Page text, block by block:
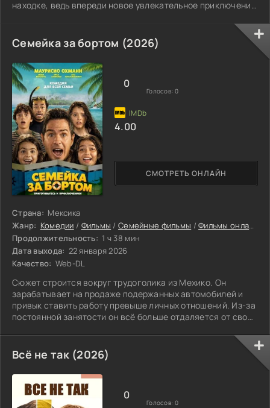
находке, ведь впереди новое увлекательное приключение
тревогой: Пэтси внезапно исчезает. О сокровищах теперь
никто не думает. Оскар и Бруно понимают: главное —
найти подругу и понять, почему её исчезновение связано
со старой картой.
Семейка за бортом (2026)
Страна: Мексика
Жанр: Комедии / Фильмы /Семейные фильмы /Фильмы онлайн
Продолжительность: 1 ч 38 мин
Дата выхода: 22 января 2026
Качество: Web-DL
Сюжет строится вокруг трудоголика из Мехико. Он
зарабатывает на продаже подержанных автомобилей и
привык ставить работу превыше личных отношений. Из-за
постоянной занятости он всё больше отдаляется от своих
теряет с ними связь. После тревожного сигнала герой
решает всё исправить и организует поездку на яхте по
Карибскому морю, надеясь наконец сблизиться с детьми.
Но семейное путешествие быстро превращается в
испытание: они оказываются
СМОТРЕТЬ ОНЛАЙН
0
Голосов: 0
4.00
Всё не так (2026)
0
Голосов: 0